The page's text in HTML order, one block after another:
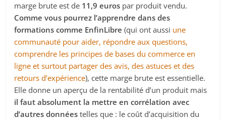
marge brute est de 11,9 euros par produit vendu.
Comme vous pourrez l’apprendre dans des
formations comme EnfinLibre (qui ont aussi une
communauté pour aider, répondre aux questions,
comprendre les principes de bases du commerce en
ligne et surtout partager des avis, des astuces et des
retours d’expérience), cette marge brute est essentielle.
Elle donne un aperçu de la rentabilité d’un produit mais
il faut absolument la mettre en corrélation avec
d’autres données telles que : le coût d’acquisition du